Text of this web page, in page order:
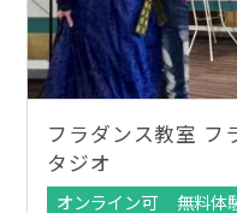
フラダンス教室 フ
タジオ
オンライン可
無料体